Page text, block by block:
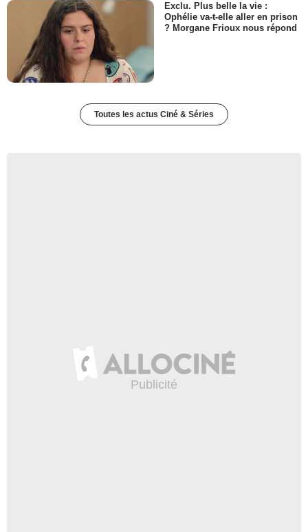
Exclu. Plus belle la vie :
Ophélie va-t-elle aller en prison
? Morgane Frioux nous répond
Toutes les actus Ciné & Séries